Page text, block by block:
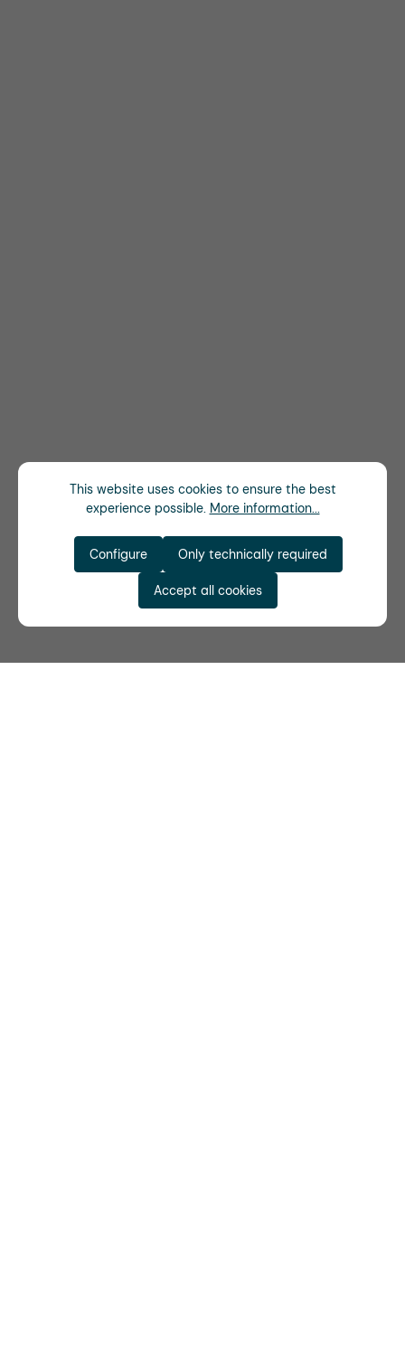
This website uses cookies to ensure the best
experience possible. More information...
Only technically required
Configure
Accept all cookies